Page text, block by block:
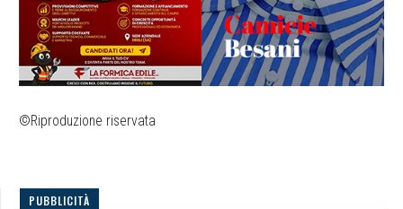
©Riproduzione riservata
PUBBLICITÀ